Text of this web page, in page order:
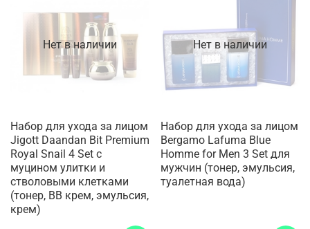
Нет в наличии
Набор для ухода за лицом
Jigott Daandan Bit Premium
Royal Snail 4 Set с
муцином улитки и
стволовыми клетками
(тонер, BB крем, эмульсия,
крем)
Нет в наличии
Набор для ухода за лицом
Bergamo Lafuma Blue
Homme for Men 3 Set для
мужчин (тонер, эмульсия,
туалетная вода)